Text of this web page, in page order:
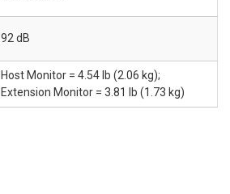
92 dB
Host Monitor = 4.54 lb (2.06 kg);
Extension Monitor = 3.81 lb (1.73 kg)